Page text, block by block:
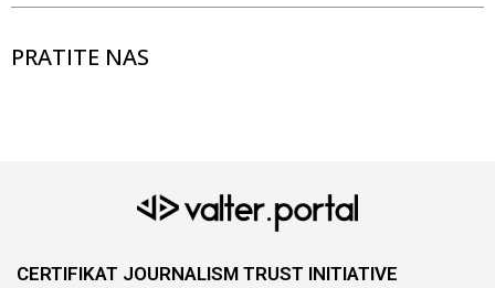
PRATITE NAS
CERTIFIKAT JOURNALISM TRUST INITIATIVE